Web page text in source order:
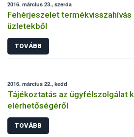
2016. március 23., szerda
Fehérjeszelet termékvisszahívás
üzletekből
TOVÁBB
2016. március 22., kedd
Tájékoztatás az ügyfélszolgálat
elérhetőségéről
TOVÁBB